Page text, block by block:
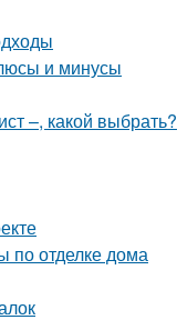
и минусы
–, какой выбрать?
по отделке дома